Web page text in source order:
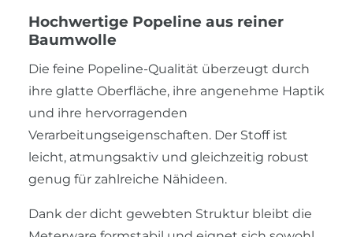
Hochwertige Popeline aus reiner
Baumwolle
Die feine Popeline-Qualität überzeugt durch
ihre glatte Oberfläche, ihre angenehme Haptik
und ihre hervorragenden
Verarbeitungseigenschaften. Der Stoff ist
leicht, atmungsaktiv und gleichzeitig robust
genug für zahlreiche Nähideen.
Dank der dicht gewebten Struktur bleibt die